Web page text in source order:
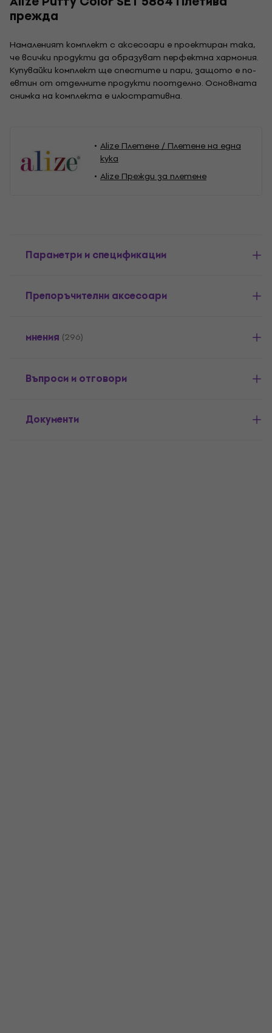
прежда
Намаленият комплект с аксесоари е проектиран така,
че всички продукти да образуват перфектна хармония.
Купувайки комплект ще спестите и пари, защото е по-
евтин от отделните продукти поотделно. Основната
снимка на комплекта е илюстративна.
Alize Плетене / Плетене на една
кука
Alize Прежди за плетене
Параметри и спецификации
Препоръчителни аксесоари
мнения (296)
Въпроси и отговори
Документи